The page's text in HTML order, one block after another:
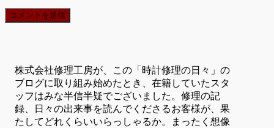
株式会社修理工房が、この「時計修理の日々」の
ブログに取り組み始めたとき、在籍していたスタ
ッフはみな半信半疑でございました。修理の記
録、日々の出来事を読んでくださるお客様が、果
たしてどれくらいいらっしゃるか。まったく想像